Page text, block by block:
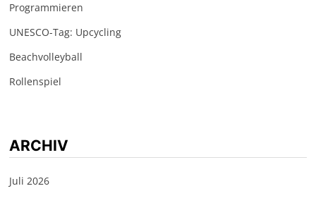
Programmieren
UNESCO-Tag: Upcycling
Beachvolleyball
Rollenspiel
ARCHIV
Juli 2026